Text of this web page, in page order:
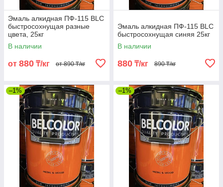
Эмаль алкидная ПФ-115 BLC
быстросохнущая разные
цвета, 25кг
В наличии
от 880 ₸/кг от 890 ₸/кг
Эмаль алкидная ПФ-115 BLC
быстросохнущая синяя 25кг
В наличии
880 ₸/кг 890 ₸/кг
–1% –1%